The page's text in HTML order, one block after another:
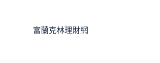
富蘭克林理財網